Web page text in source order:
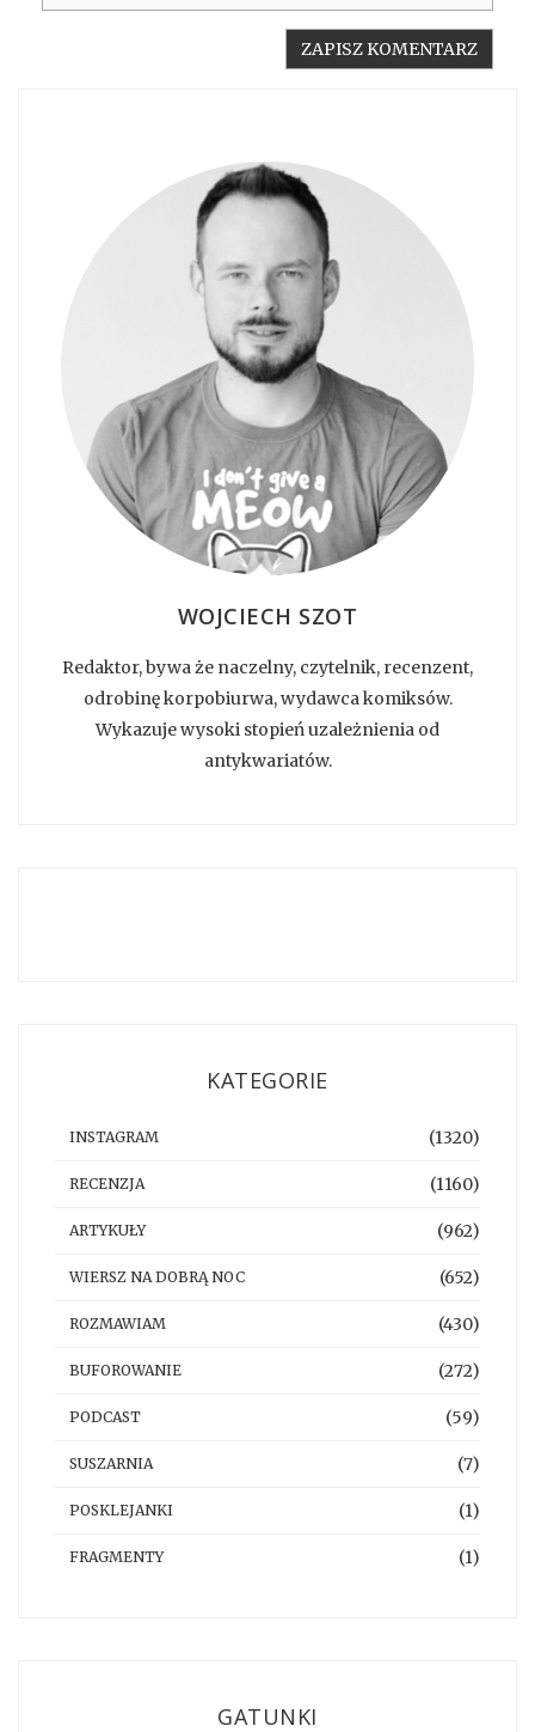
WOJCIECH SZOT
Redaktor, bywa że naczelny, czytelnik, recenzent,
odrobinę korpobiurwa, wydawca komiksów.
Wykazuje wysoki stopień uzależnienia od
antykwariatów.
KATEGORIE
INSTAGRAM (1320)
RECENZJA (1160)
ARTYKUŁY (962)
WIERSZ NA DOBRĄ NOC (652)
ROZMAWIAM (430)
BUFOROWANIE (272)
PODCAST (59)
SUSZARNIA (7)
POSKLEJANKI (1)
FRAGMENTY (1)
GATUNKI